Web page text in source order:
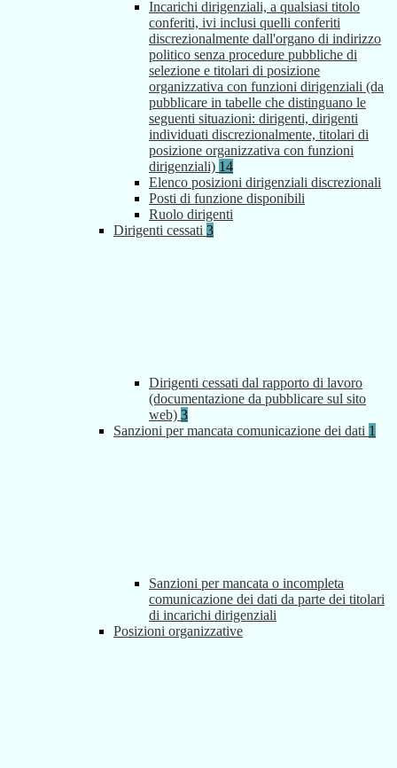
Incarichi dirigenziali, a qualsiasi titolo
conferiti, ivi inclusi quelli conferiti
discrezionalmente dall'organo di indirizzo
politico senza procedure pubbliche di
selezione e titolari di posizione
organizzativa con funzioni dirigenziali (da
pubblicare in tabelle che distinguano le
seguenti situazioni: dirigenti, dirigenti
individuati discrezionalmente, titolari di
posizione organizzativa con funzioni
dirigenziali) 14
Elenco posizioni dirigenziali discrezionali
Posti di funzione disponibili
Ruolo dirigenti
Dirigenti cessati 3
Dirigenti cessati dal rapporto di lavoro
(documentazione da pubblicare sul sito
web) 3
Sanzioni per mancata comunicazione dei dati 1
Sanzioni per mancata o incompleta
comunicazione dei dati da parte dei titolari
di incarichi dirigenziali
Posizioni organizzative